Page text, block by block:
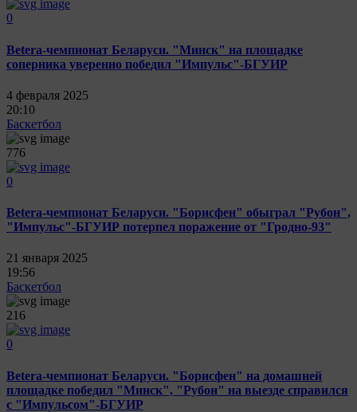
0
Betera-чемпионат Беларуси. "Минск" на площадке
соперника уверенно победил "Импульс"-БГУИР
4 февраля 2025
20:10
Баскетбол
776
0
Betera-чемпионат Беларуси. "Борисфен" обыграл "Рубон",
"Импульс"-БГУИР потерпел поражение от "Гродно-93"
21 января 2025
19:56
Баскетбол
216
0
Betera-чемпионат Беларуси. "Борисфен" на домашней
площадке победил "Минск", "Рубон" на выезде справился
с "Импульсом"-БГУИР